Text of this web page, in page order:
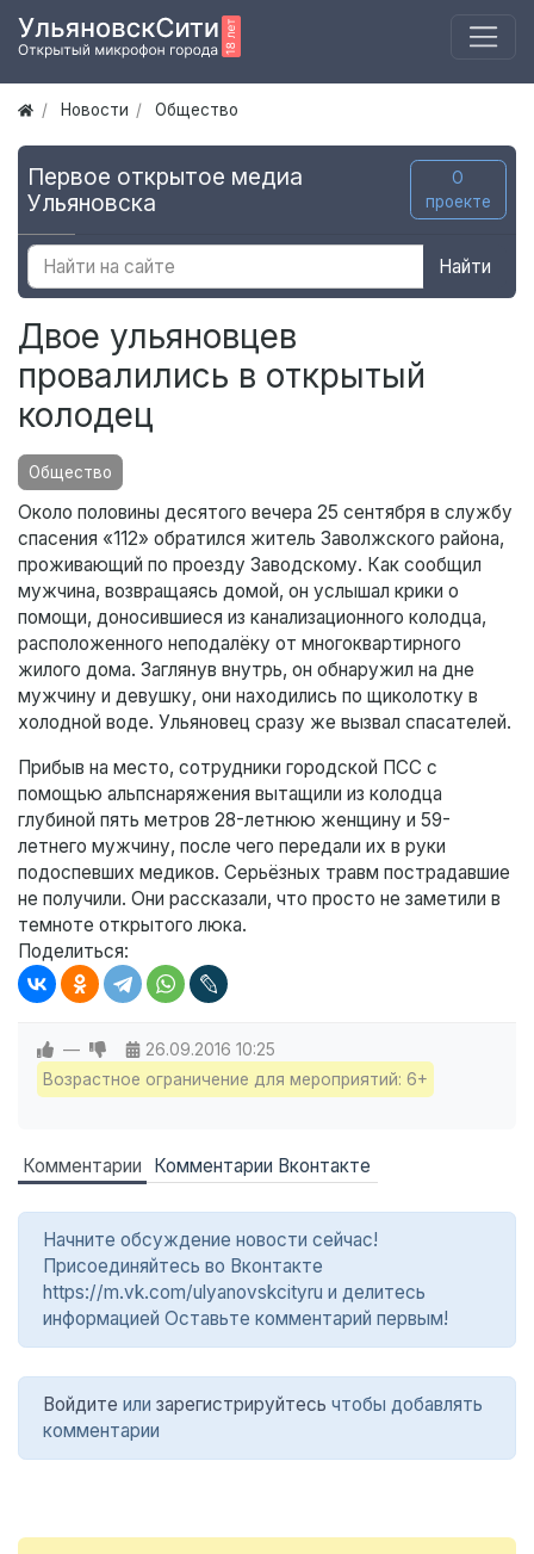
Новости Общество
Первое открытое медиа
Ульяновска
О
проекте
Найти
Двое ульяновцев
провалились в открытый
колодец
Общество
Около половины десятого вечера 25 сентября в службу
спасения «112» обратился житель Заволжского района,
проживающий по проезду Заводскому. Как сообщил
мужчина, возвращаясь домой, он услышал крики о
помощи, доносившиеся из канализационного колодца,
расположенного неподалёку от многоквартирного
жилого дома. Заглянув внутрь, он обнаружил на дне
мужчину и девушку, они находились по щиколотку в
холодной воде. Ульяновец сразу же вызвал спасателей.
Прибыв на место, сотрудники городской ПСС с
помощью альпснаряжения вытащили из колодца
глубиной пять метров 28-летнюю женщину и 59-
летнего мужчину, после чего передали их в руки
подоспевших медиков. Серьёзных травм пострадавшие
не получили. Они рассказали, что просто не заметили в
темноте открытого люка.
Поделиться:
— 26.09.2016 10:25
Возрастное ограничение для мероприятий: 6+
Комментарии Комментарии Вконтакте
Начните обсуждение новости сейчас!
Присоединяйтесь во Вконтакте
https://m.vk.com/ulyanovskcityru и делитесь
информацией Оставьте комментарий первым!
Войдите или зарегистрируйтесь чтобы добавлять
комментарии